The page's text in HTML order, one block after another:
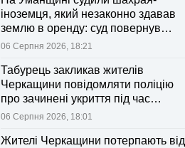
іноземця, який незаконно здавав
землю в оренду: суд повернув
ділянки громаді
06 Серпня 2026, 18:21
Табурець закликав жителів
Черкащини повідомляти поліцію
про зачинені укриття під час
тривоги
06 Серпня 2026, 18:01
Жителі Черкащини потерпають від